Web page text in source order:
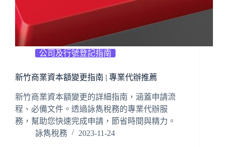
公司及行號登記指南
新竹商業資本額變更指南 | 專業代辦推薦
新竹商業資本額變更的詳細指南，涵蓋申請流
程、必備文件。透過詠雋稅務的專業代辦服
務，幫助您快速完成申請，節省時間與精力。
詠雋稅務
2023-11-24